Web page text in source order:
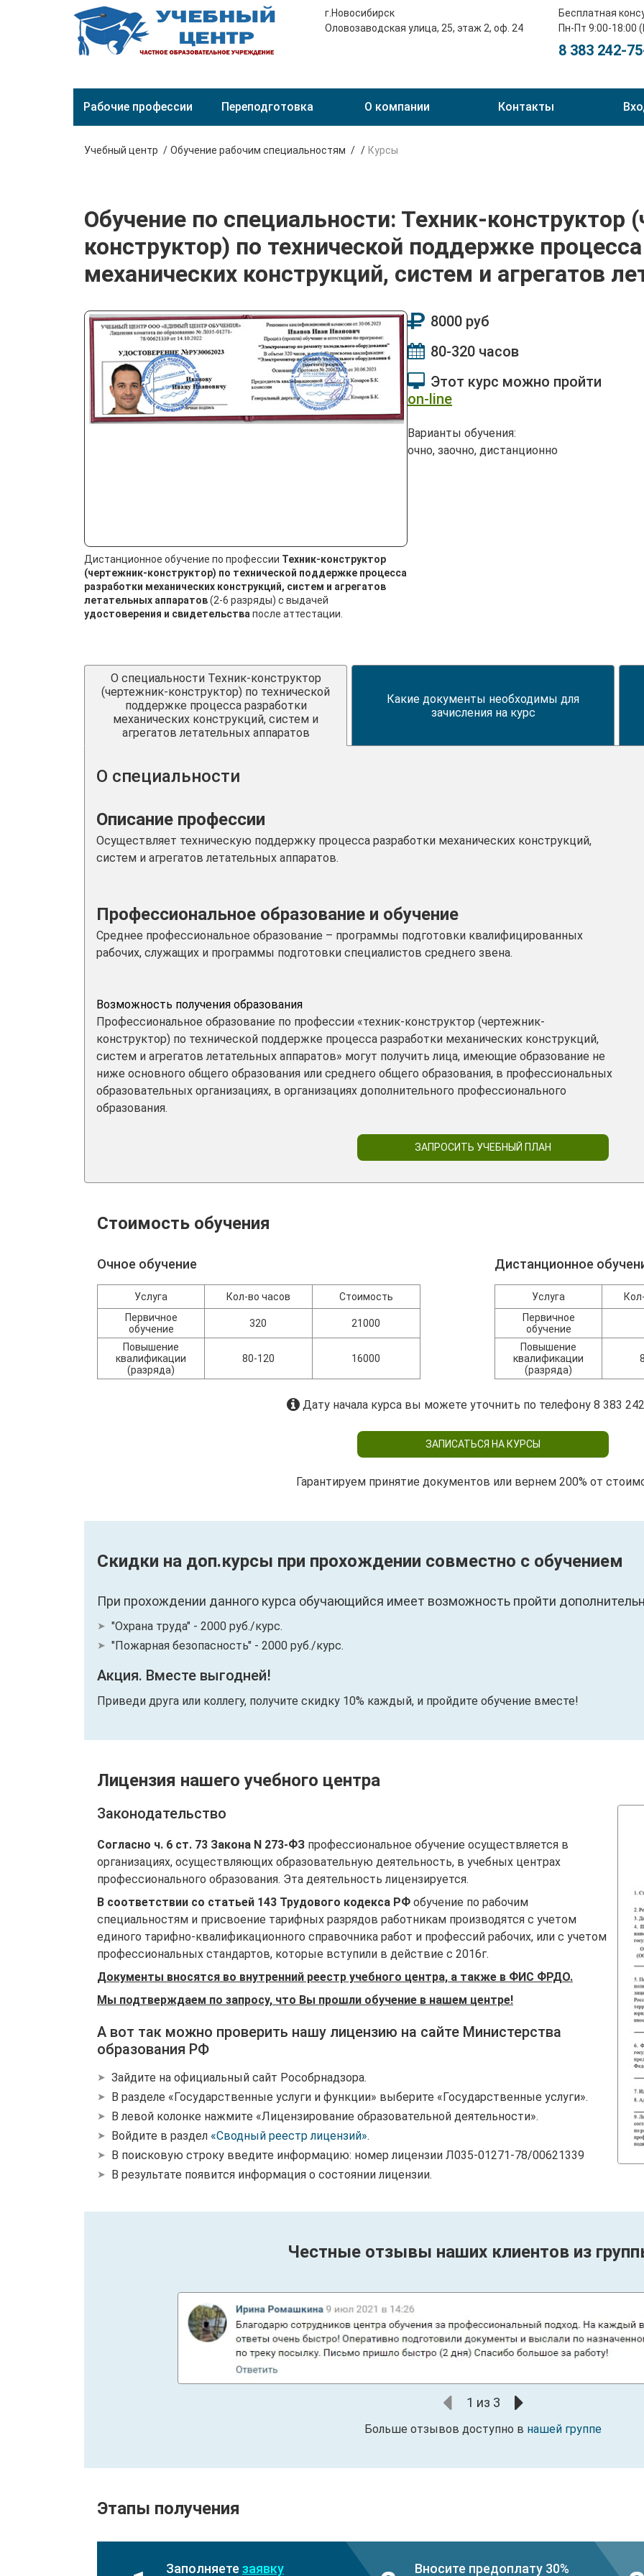
г.Новосибирск
Оловозаводская улица, 25, этаж 2, оф. 24
Бесплатная
Пн-Пт 9:00-18:00
8 383 242-
Рабочие профессии Переподготовка О компании Контакты
Учебный центр Обучение рабочим специальностям Курсы
Обучение по специальности: Техник-конструктор
конструктор) по технической поддержке
механических конструкций, систем и агрегатов
Дистанционное обучение по профессии Техник-конструктор
(чертежник-конструктор) по технической поддержке процесса
разработки механических конструкций, систем и агрегатов
летательных аппаратов(2-6 разряды) с выдачей
удостоверения и свидетельства после аттестации.
8000 руб
80-320 часов
Этот курс можно пройти
on-line
Варианты обучения:
очно, заочно, дистанционно
О специальности Техник-конструктор
(чертежник-конструктор) по технической
поддержке процесса разработки
механических конструкций, систем и
агрегатов летательных аппаратов
Какие документы необходимы для
зачисления на курс
О специальности
Описание профессии
Осуществляет техническую поддержку процесса разработки механических конструкций,
систем и агрегатов летательных аппаратов.
Профессиональное образование и обучение
Среднее профессиональное образование – программы подготовки квалифицированных
рабочих, служащих и программы подготовки специалистов среднего звена.
Возможность получения образования
Профессиональное образование по профессии «техник-конструктор (чертежник-
конструктор) по технической поддержке процесса разработки механических конструкций,
систем и агрегатов летательных аппаратов» могут получить лица, имеющие образование не
ниже основного общего образования или среднего общего образования, в профессиональных
образовательных организациях, в организациях дополнительного профессионального
образования.
ЗАПРОСИТЬ УЧЕБНЫЙ ПЛАН
Стоимость обучения
Очное обучение
Услуга Кол-во часов
Стоимость
Первичное
обучение
320 21000
Повышение
квалификации
(разряда)
80-120 16000
Дистанционное
Услуга
Первичное
обучение
Повышение
квалификации
(разряда)
Дату начала курса вы можете уточнить по телефону 8 383
ЗАПИСАТЬСЯ НА КУРСЫ
Гарантируем принятие документов или вернем 200% от
Скидки на доп.курсы при прохождении совместно с обучением
При прохождении данного курса обучающийся имеет возможность пройти
"Охрана труда" - 2000 руб./курс.
"Пожарная безопасность" - 2000 руб./курс.
Акция. Вместе выгодней!
Приведи друга или коллегу, получите скидку 10% каждый, и пройдите обучение вместе!
Лицензия нашего учебного центра
Законодательство
Согласно ч. 6 ст. 73 Закона N 273-ФЗ профессиональное обучение осуществляется в
организациях, осуществляющих образовательную деятельность, в учебных центрах
профессионального образования. Эта деятельность лицензируется.
В соответствии со статьей 143 Трудового кодекса РФ обучение по рабочим
специальностям и присвоение тарифных разрядов работникам производятся с учетом
единого тарифно-квалификационного справочника работ и профессий рабочих, или с учетом
профессиональных стандартов, которые вступили в действие с 2016г.
Документы вносятся во внутренний реестр учебного центра, а также в ФИС ФРДО.
Мы подтверждаем по запросу, что Вы прошли обучение в нашем центре!
А вот так можно проверить нашу лицензию на сайте Министерства
образования РФ
Зайдите на официальный сайт Рособрнадзора.
В разделе «Государственные услуги и функции» выберите «Государственные услуги».
В левой колонке нажмите «Лицензирование образовательной деятельности».
Войдите в раздел «Сводный реестр лицензий».
В поисковую строку введите информацию: номер лицензии Л035-01271-78/00621339
В результате появится информация о состоянии лицензии.
Честные отзывы наших клиентов из
1 из 3
Больше отзывов доступно в нашей группе
Этапы получения
Заполняете заявку Вносите предоплату 30%